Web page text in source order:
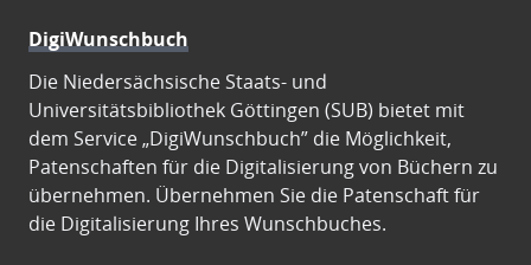
DigiWunschbuch
Die Niedersächsische Staats- und
Universitätsbibliothek Göttingen (SUB) bietet mit
dem Service „DigiWunschbuch” die Möglichkeit,
Patenschaften für die Digitalisierung von Büchern zu
übernehmen. Übernehmen Sie die Patenschaft für
die Digitalisierung Ihres Wunschbuches.